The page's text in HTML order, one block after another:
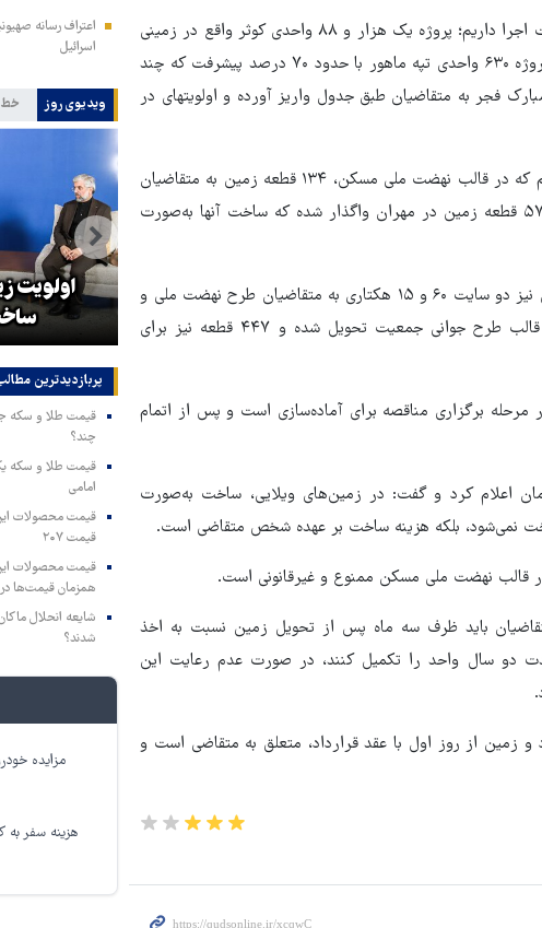
رفیعی خاطر نشان کرد: در شهر ایلام دو پروژه بزرگ در دست اجرا داریم؛ پروژه یک هزار و ۸۸ واحدی کوثر واقع در زمینی
به مساحت ۱۵ هکتار با حدود ۵۰ درصد پیشرفت فیزیکی و پروژه ۶۳۰ واحدی تپه ماهور با حدود ۷۰ درصد پیشرفت که چند
مبارک فجر به متقاضیان طبق جدول واریز آورده و اولویتهای در
وی بیان کرد: در شهر مهران نیز یک سایت صد هکتاری داریم که در قالب نهضت ملی مسکن، ۱۳۴ قطعه زمین به متقاضیان
واگذار شده است. همچنین در قالب طرح جوانی جمعیت، ۵۷۷ قطعه زمین در مهران واگذار شده که ساخت آنها به‌صورت
به گفته مدیرکل راه و شهرسازی استان ایلام، در شهر دهلران نیز دو سایت ۶۰ و ۱۵ هکتاری به متقاضیان طرح نهضت ملی و
جوانی جمعیت اختصاص یافته است تاکنون ۳۵۲ قطعه در قالب طرح جوانی جمعیت تحویل شده و ۴۴۷ قطعه نیز برای
هکتاری نیز داریم که در مرحله برگزاری مناقصه برای آماده‌سازی است و پس از اتمام
طرح را بین ۵۵۰ تا ۶۵۰ میلیون تومان اعلام کرد و گفت: در زمین‌های ویلایی، ساخت به‌صورت
نمی‌شود، بلکه هزینه ساخت بر عهده شخص متقاضی است.
قالب نهضت ملی مسکن ممنوع و غیرقانونی است.
باید ظرف سه ماه پس از تحویل زمین نسبت به اخذ
دو سال واحد را تکمیل کنند، در صورت عدم رعایت این
از روز اول با عقد قرارداد، متعلق به متقاضی است و
اعتراف رسانه
اسرائیل
ویدیوی روز خط
زلزله در موساد با شکست پروژه
براندازی در ایران
اولویت
پربازدیدترین‌
چند؟
امامی
قیمت ۲۰۷
همزمان قیمت‌ها در
شایعه انحلال
شدند؟
سرمایه گذاری امن با طلا
با شامپو جلبک
بفروشیم یا